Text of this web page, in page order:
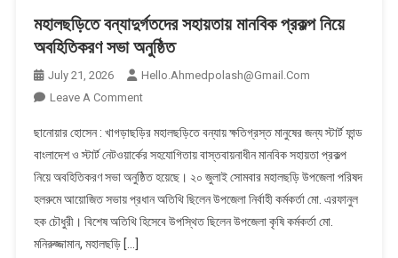
মহালছড়িতে বন্যাদুর্গতদের সহায়তায় মানবিক প্রকল্প নিয়ে
অবহিতিকরণ সভা অনুষ্ঠিত
July 21, 2026
Hello.ahmedpolash@gmail.com
Leave A CommentOn
বন্যাদুর্গতদের
সহায়তায়
মানবিক
প্রকল্প
নিয়ে
ছানোয়ার হোসেন : খাগড়াছড়ির মহালছড়িতে বন্যায় ক্ষতিগ্রস্ত মানুষের জন্য স্টার্ট ফান্ড
বাংলাদেশ ও স্টার্ট নেটওয়ার্কের সহযোগিতায় বাস্তবায়নাধীন মানবিক সহায়তা প্রকল্প
নিয়ে অবহিতিকরণ সভা অনুষ্ঠিত হয়েছে। ২০ জুলাই সোমবার মহালছড়ি উপজেলা পরিষদ
হলরুমে আয়োজিত সভায় প্রধান অতিথি ছিলেন উপজেলা নির্বাহী কর্মকর্তা মো. এরফানুল
হক চৌধুরী। বিশেষ অতিথি হিসেবে উপস্থিত ছিলেন উপজেলা কৃষি কর্মকর্তা মো.
মনিরুজ্জামান, মহালছড়ি […]